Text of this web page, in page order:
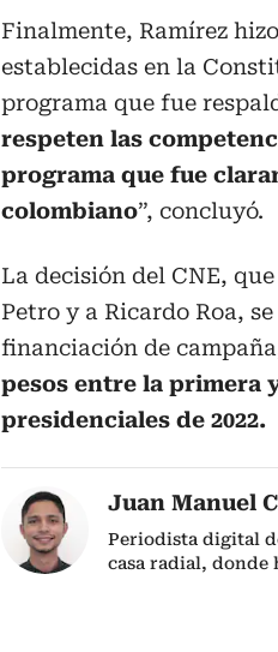
Finalmente, Ramírez
establecidas en la
programa que fue
respeten las
programa que fue
colombiano”, concluyó.
La decisión del CNE,
Petro y a Ricardo Roa,
financiación de
pesos entre la primera
presidenciales de 2022.
Juan Manuel
Periodista digital
casa radial, donde